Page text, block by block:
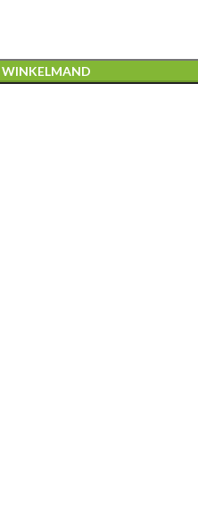
WINKELMAND